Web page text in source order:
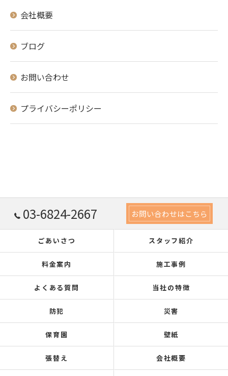
会社概要
ブログ
お問い合わせ
プライバシーポリシー
03-6824-2667 お問い合わせはこちら
ごあいさつ スタッフ紹介
料金案内 施工事例
よくある質問 当社の特徴
防犯 災害
保育園 壁紙
張替え 会社概要